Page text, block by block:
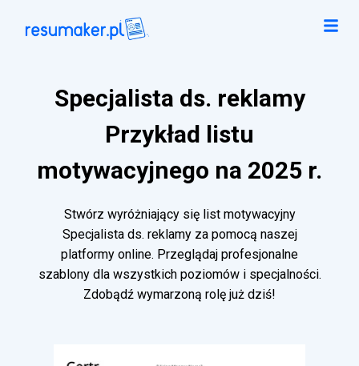
Specjalista ds. reklamy
Przykład listu
motywacyjnego na 2025 r.
Stwórz wyróżniający się list motywacyjny
Specjalista ds. reklamy za pomocą naszej
platformy online. Przeglądaj profesjonalne
szablony dla wszystkich poziomów i specjalności.
Zdobądź wymarzoną rolę już dziś!